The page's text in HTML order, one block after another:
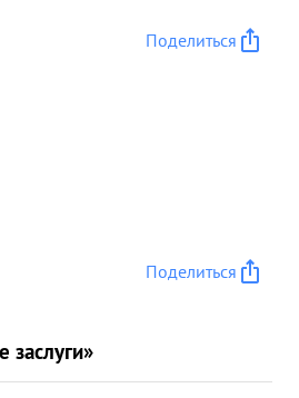
Поделиться
Поделиться
заслуги»